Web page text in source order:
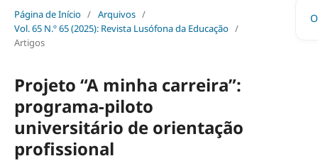
Página de Início / Arquivos /
Vol. 65 N.º 65 (2025): Revista Lusófona da Educação /
Artigos
Projeto “A minha carreira”:
programa-piloto
universitário de orientação
profissional